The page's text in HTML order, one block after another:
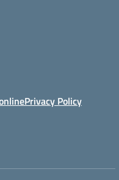
Privacy Policy